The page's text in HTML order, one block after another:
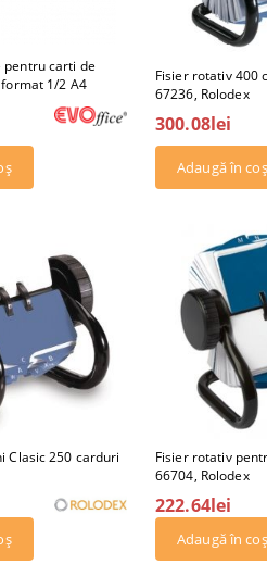
pentru carti de
1/2 A4
Fisier rotativ 400
67236, Rolodex
300.08lei
Clasic 250 carduri
Fisier rotativ
66704, Rolodex
222.64lei